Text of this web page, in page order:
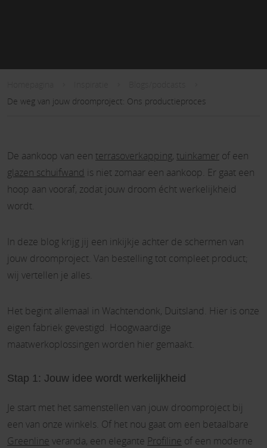
De weg van jouw droomproject: Ons productieproces
De aankoop van een terrasoverkapping, tuinkamer of een
glazen schuifwand is niet zomaar een aankoop. Er gaat een
hoop aan vooraf, zodat jouw droom écht werkelijkheid
wordt.
In deze blog krijg jij een inkijkje achter de schermen van
jouw droomproject. Van bestelling tot compleet product;
wij vertellen je alles.
Het begint allemaal in Wachtendonk, Duitsland. Hier is onze
eigen fabriek gevestigd. Hoogwaardige
maatwerkoplossingen worden hier gemaakt.
Stap 1: Jouw idee wordt werkelijkheid
Je start met het samenstellen van jouw droomproject bij
een van onze winkels. Of het nou gaat om een betaalbare
Greenline veranda, een elegante Profiline of een moderne